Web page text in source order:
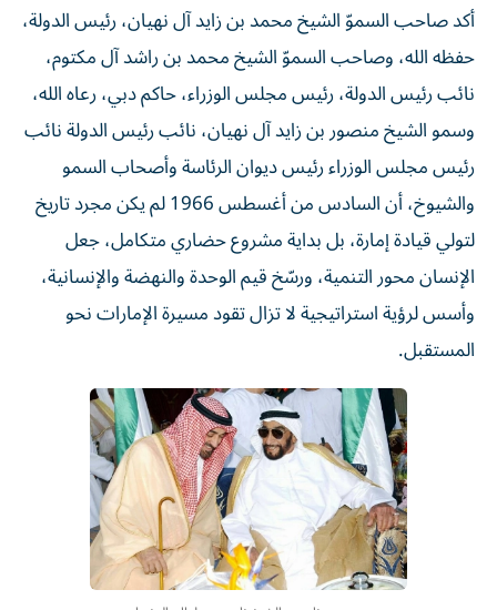
أكد صاحب السموّ الشيخ محمد بن زايد آل نهيان، رئيس الدولة،
حفظه الله، وصاحب السموّ الشيخ محمد بن راشد آل مكتوم،
نائب رئيس الدولة، رئيس مجلس الوزراء، حاكم دبي، رعاه الله،
وسمو الشيخ منصور بن زايد آل نهيان، نائب رئيس الدولة نائب
رئيس مجلس الوزراء رئيس ديوان الرئاسة وأصحاب السمو
والشيوخ، أن السادس من أغسطس 1966 لم يكن مجرد تاريخ
لتولي قيادة إمارة، بل بداية مشروع حضاري متكامل، جعل
الإنسان محور التنمية، ورسّخ قيم الوحدة والنهضة والإنسانية،
وأسس لرؤية استراتيجية لا تزال تقود مسيرة الإمارات نحو
المستقبل.